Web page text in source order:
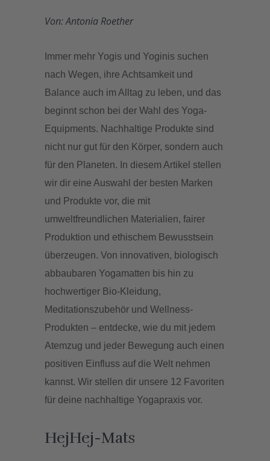
Von: Antonia Roether
Immer mehr Yogis und Yoginis suchen
nach Wegen, ihre Achtsamkeit und
Balance auch im Alltag zu leben, und das
beginnt schon bei der Wahl des Yoga-
Equipments. Nachhaltige Produkte sind
nicht nur gut für den Körper, sondern auch
für den Planeten. In diesem Artikel stellen
wir dir eine Auswahl der besten Marken
und Produkte vor, die mit
umweltfreundlichen Materialien, fairer
Produktion und ethischem Bewusstsein
überzeugen. Von innovativen, biologisch
abbaubaren Yogamatten bis hin zu
hochwertiger Bio-Kleidung,
Meditationszubehör und Wellness-
Produkten – entdecke, wie du mit jedem
Atemzug und jeder Bewegung auch einen
positiven Einfluss auf die Welt nehmen
kannst. Wir stellen dir unsere 12 Favoriten
für deine nachhaltige Yogapraxis vor.
HejHej-Mats